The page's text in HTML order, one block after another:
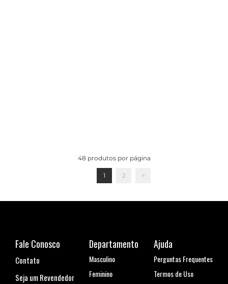
48 produtos por página
1 2 >
Fale Conosco
Contato
Seja um Revendedor
Departamento
Masculino
Feminino
Ajuda
Perguntas Frequentes
Termos de Uso